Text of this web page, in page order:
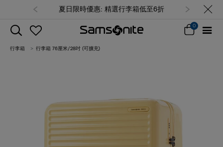
夏日限時優惠: 精選行李箱低至6折
0
行李箱 行李箱 76厘米/28吋 (可擴充)